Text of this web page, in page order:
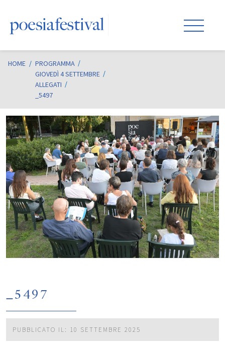
HOME / PROGRAMMA
GIOVEDÌ 4 SETTEMBRE
ALLEGATI
_5497
_5497
PUBBLICATO IL: 10 SETTEMBRE 2025